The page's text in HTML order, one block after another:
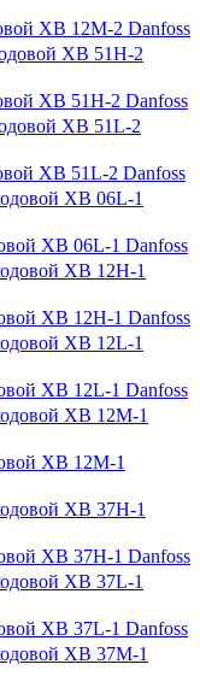
XB 12M-2 Danfoss
XB 51H-2 Danfoss
XB 51L-2 Danfoss
XB 06L-1 Danfoss
XB 12H-1 Danfoss
XB 12L-1 Danfoss
XB 12M-1
XB 37H-1 Danfoss
XB 37L-1 Danfoss